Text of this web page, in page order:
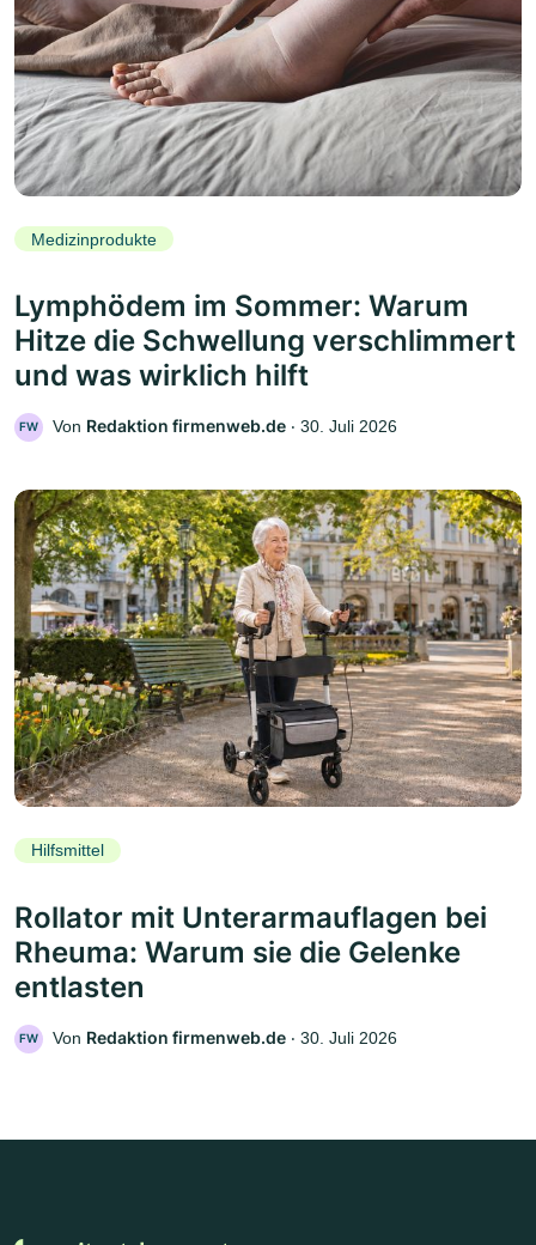
Medizinprodukte
Lymphödem im Sommer: Warum
Hitze die Schwellung verschlimmert
und was wirklich hilft
FW Von Redaktion firmenweb.de ‧ 30. Juli 2026
Hilfsmittel
Rollator mit Unterarmauflagen bei
Rheuma: Warum sie die Gelenke
entlasten
FW Von Redaktion firmenweb.de ‧ 30. Juli 2026